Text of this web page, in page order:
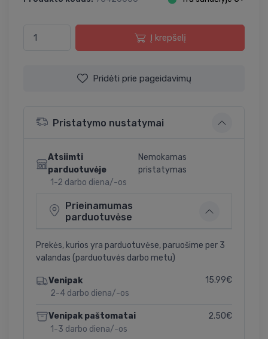
Į krepšelį
Pridėti prie pageidavimų
Pristatymo nustatymai
Atsiimti
parduotuvėje
1-2 darbo diena/-os
Nemokamas
pristatymas
Prieinamumas
parduotuvėse
Prekės, kurios yra parduotuvėse, paruošime per 3
valandas (parduotuvės darbo metu)
Venipak
2-4 darbo diena/-os
15.99€
Venipak paštomatai
1-3 darbo diena/-os
2.50€